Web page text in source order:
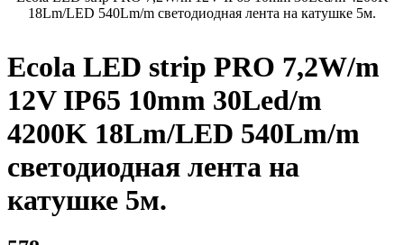
18Lm/LED 540Lm/m светодиодная лента на катушке 5м.
Ecola LED strip PRO 7,2W/m
12V IP65 10mm 30Led/m
4200K 18Lm/LED 540Lm/m
светодиодная лента на
катушке 5м.